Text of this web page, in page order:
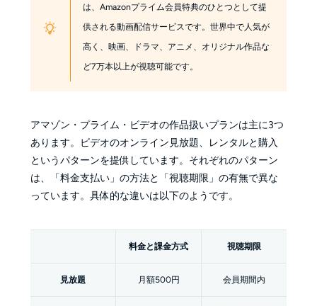
は、Amazonプライム会員特典のひとつとして提
供される動画配信サービスです。世界中で人気が
高く、映画、ドラマ、アニメ、オリジナル作品な
ど7万本以上が視聴可能です。
アマゾン・プライム・ビデオの作品扱いプランは主に3つ
あります。ビデオのオンライン見放題、レンタルと購入
というパターンを提供しています。それぞれのパターン
は、「料金支払い」の方法と「視聴期限」の有無で異な
っています。具体的な違いは以下のようです。
料金と課金方式 視聴期限
見放題 月額500円 会員期間内